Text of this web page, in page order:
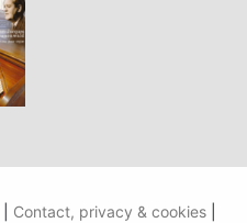
Contact, privacy & cookies|